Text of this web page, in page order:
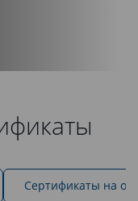
Сертификаты на